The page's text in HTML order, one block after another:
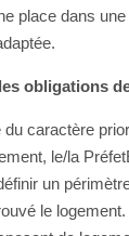
place dans
obligations
caractère
le/la
un
le